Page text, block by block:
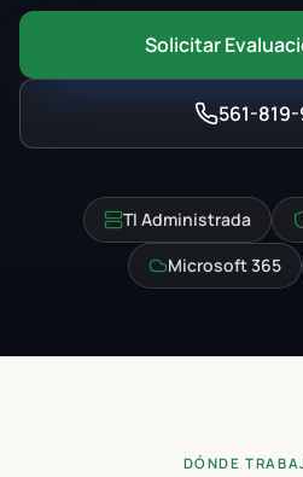
Solicitar
561-
TI Administrada
Microsoft 365
DÓNDE